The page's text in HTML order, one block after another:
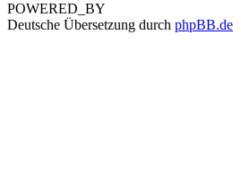
POWERED_BY
Deutsche Übersetzung durch phpBB.de